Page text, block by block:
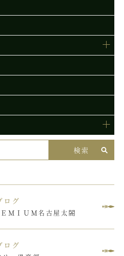
ログ
ＭＩＵＭ名古屋太閤
ログ